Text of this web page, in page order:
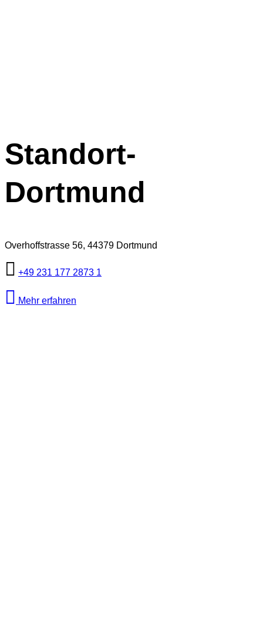
Standort-
Dortmund
Overhoffstrasse 56, 44379 Dortmund
+49 231 177 2873 1
Mehr erfahren